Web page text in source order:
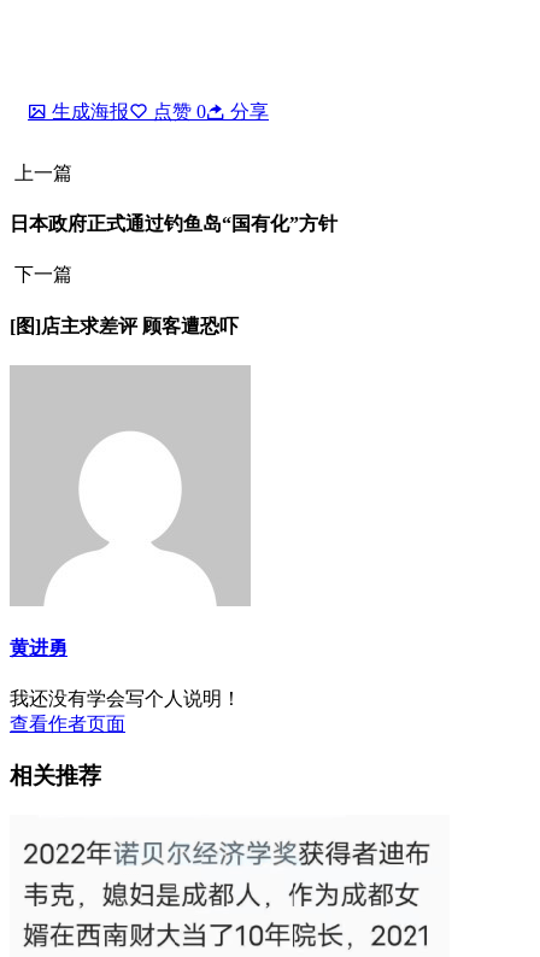
生成海报 点赞 0 分享
上一篇
日本政府正式通过钓鱼岛“国有化”方针
下一篇
[图]店主求差评 顾客遭恐吓
黄进勇
我还没有学会写个人说明！
查看作者页面
相关推荐